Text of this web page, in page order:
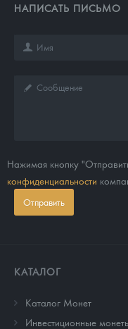
НАПИСАТЬ ПИСЬМО
Нажимая кнопку
конфиденциальности
Отправить
КАТАЛОГ
Каталог Монет
Инвестиционные